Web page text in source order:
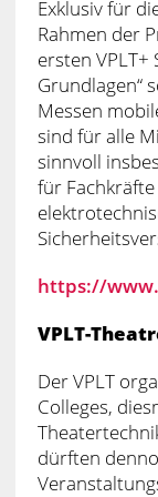
Exklusiv für
Rahmen der
ersten VPLT+
Grundlagen“
Messen
sind für alle
sinnvoll
für
https://
VPLT-
Der VPLT
Colleges,
dürften